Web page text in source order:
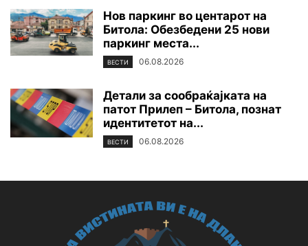
Нов паркинг во центарот на
Битола: Обезбедени 25 нови
паркинг места...
ВЕСТИ 06.08.2026
Детали за сообраќајката на
патот Прилеп – Битола, познат
идентитетот на...
ВЕСТИ 06.08.2026